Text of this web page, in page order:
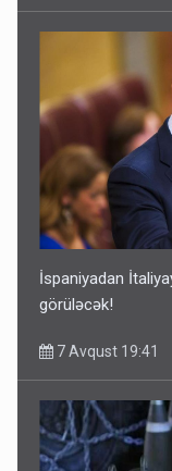
İspaniyadan
görüləcək!
7 Avqust 19:41